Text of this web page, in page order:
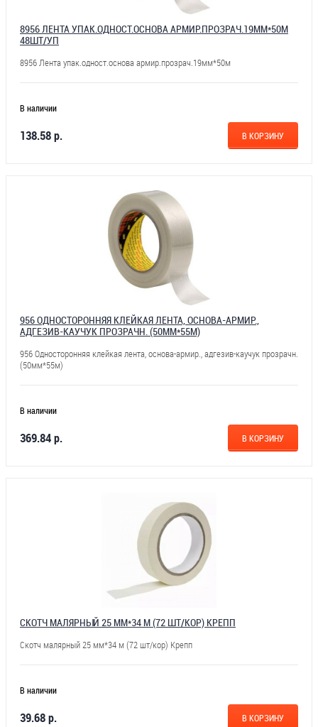
8956 ЛЕНТА УПАК.ОДНОСТ.ОСНОВА АРМИР.ПРОЗРАЧ.19ММ*50М
48ШТ/УП
8956 Лента упак.одност.основа армир.прозрач.19мм*50м
В наличии
138.58 р. В КОРЗИНУ
956 ОДНОСТОРОННЯЯ КЛЕЙКАЯ ЛЕНТА, ОСНОВА-АРМИР.,
АДГЕЗИВ-КАУЧУК ПРОЗРАЧН. (50ММ*55М)
956 Односторонняя клейкая лента, основа-армир., адгезив-каучук прозрачн.
(50мм*55м)
В наличии
369.84 р. В КОРЗИНУ
СКОТЧ МАЛЯРНЫЙ 25 ММ*34 М (72 ШТ/КОР) КРЕПП
Скотч малярный 25 мм*34 м (72 шт/кор) Крепп
В наличии
39.68 р. В КОРЗИНУ